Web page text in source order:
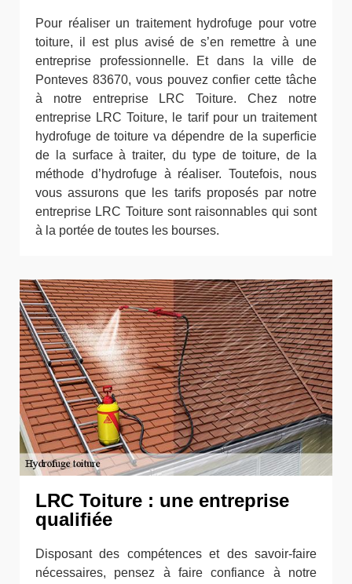
Pour réaliser un traitement hydrofuge pour votre
toiture, il est plus avisé de s’en remettre à une
entreprise professionnelle. Et dans la ville de
Ponteves 83670, vous pouvez confier cette tâche
à notre entreprise LRC Toiture. Chez notre
entreprise LRC Toiture, le tarif pour un traitement
hydrofuge de toiture va dépendre de la superficie
de la surface à traiter, du type de toiture, de la
méthode d’hydrofuge à réaliser. Toutefois, nous
vous assurons que les tarifs proposés par notre
entreprise LRC Toiture sont raisonnables qui sont
à la portée de toutes les bourses.
LRC Toiture : une entreprise
qualifiée
Disposant des compétences et des savoir-faire
nécessaires, pensez à faire confiance à notre